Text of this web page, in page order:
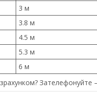
3 м
3.8 м
4.5 м
5.3 м
6 м